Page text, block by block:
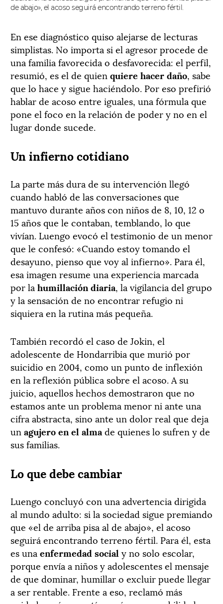
de abajo», el acoso seguirá encontrando terreno fértil.
En ese diagnóstico quiso alejarse de lecturas
simplistas. No importa si el agresor procede de
una familia favorecida o desfavorecida: el perfil,
resumió, es el de quien quiere hacer daño, sabe
que lo hace y sigue haciéndolo. Por eso prefirió
hablar de acoso entre iguales, una fórmula que
pone el foco en la relación de poder y no en el
lugar donde sucede.
Un infierno cotidiano
La parte más dura de su intervención llegó
cuando habló de las conversaciones que
mantuvo durante años con niños de 8, 10, 12 o
15 años que le contaban, temblando, lo que
vivían. Luengo evocó el testimonio de un menor
que le confesó: «Cuando estoy tomando el
desayuno, pienso que voy al infierno». Para él,
esa imagen resume una experiencia marcada
por la humillación diaria, la vigilancia del grupo
y la sensación de no encontrar refugio ni
siquiera en la rutina más pequeña.
También recordó el caso de Jokin, el
adolescente de Hondarribia que murió por
suicidio en 2004, como un punto de inflexión
en la reflexión pública sobre el acoso. A su
juicio, aquellos hechos demostraron que no
estamos ante un problema menor ni ante una
cifra abstracta, sino ante un dolor real que deja
un agujero en el alma de quienes lo sufren y de
sus familias.
Lo que debe cambiar
Luengo concluyó con una advertencia dirigida
al mundo adulto: si la sociedad sigue premiando
que «el de arriba pisa al de abajo», el acoso
seguirá encontrando terreno fértil. Para él, esta
es una enfermedad social y no solo escolar,
porque envía a niños y adolescentes el mensaje
de que dominar, humillar o excluir puede llegar
a ser rentable. Frente a eso, reclamó más